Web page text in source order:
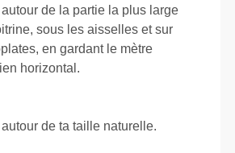
autour de la partie la plus large
sous les aisselles et sur
en gardant le mètre
horizontal.
de ta taille naturelle.